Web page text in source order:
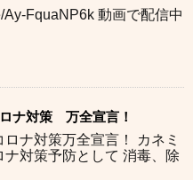
Ay-FquaNP6k 動画で配信中
ナ対策 万全宣言！
ロナ対策万全宣言！ カネミ
ナ対策予防として 消毒、除